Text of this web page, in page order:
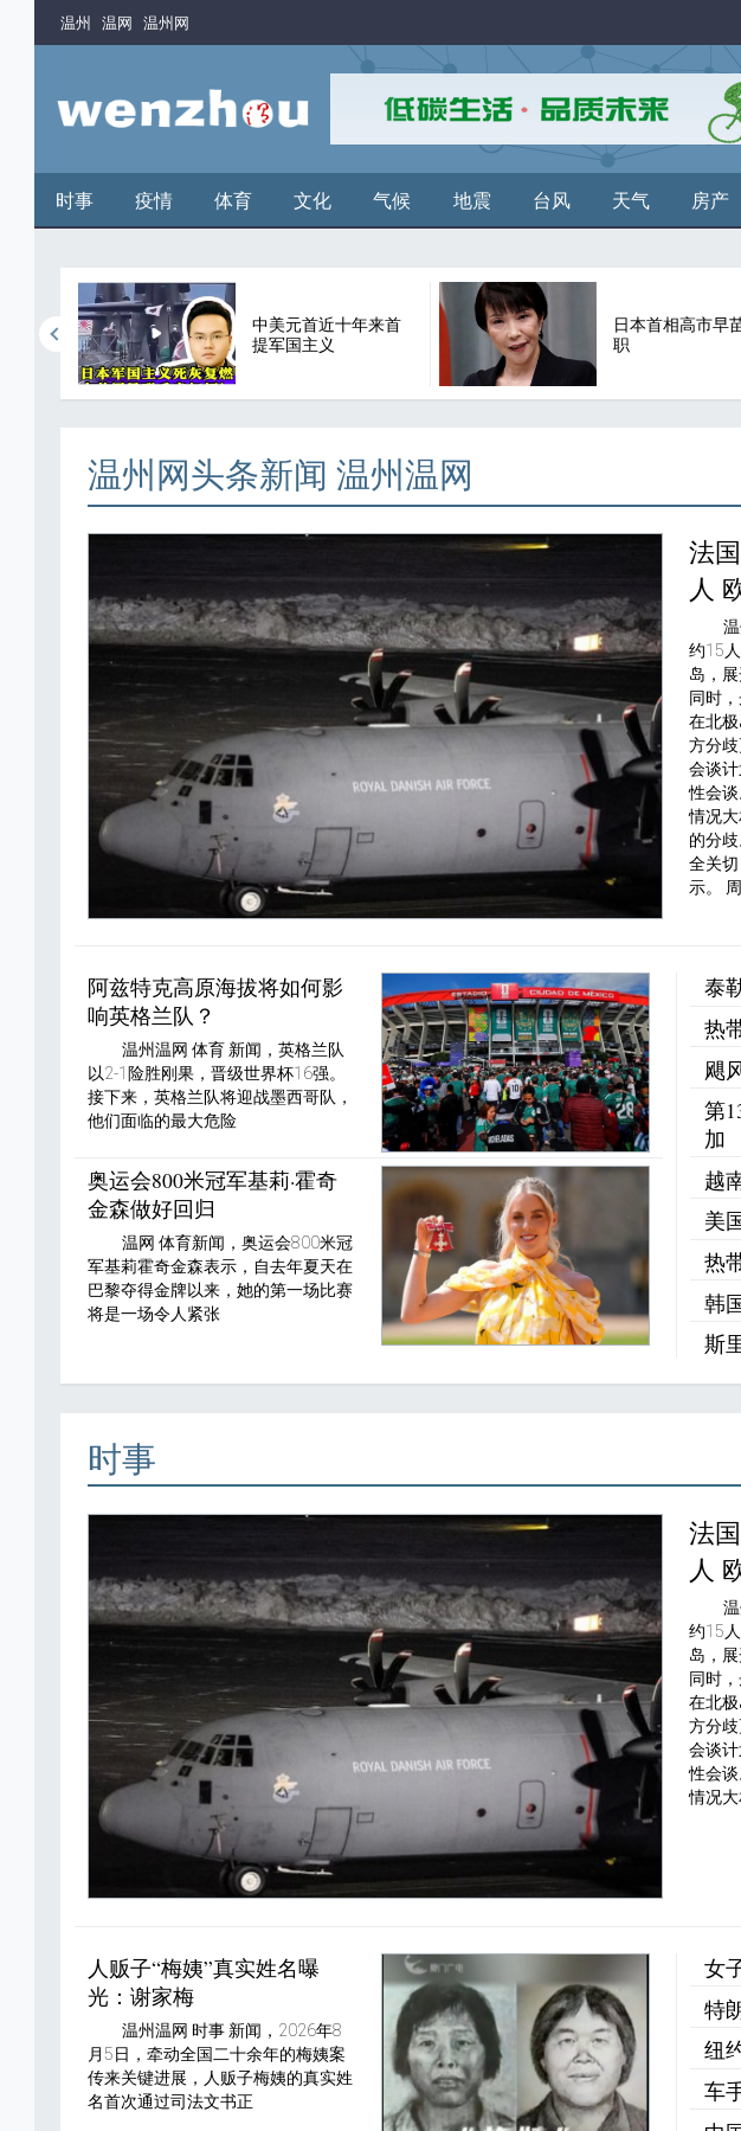
温州 温网 温州网
时事 疫情 体育 文化 气候 地震 台风 天气 房产
中美元首近十年来首
提军国主义
日本首相高市早
职
温州网头条新闻 温州温网
法
人
约15
岛，
同时
在北
方分
会谈
性会
情况
的分
全关
示。
阿兹特克高原海拔将如何影
响英格兰队？
温州温网 体育 新闻，英格兰队
以2-1险胜刚果，晋级世界杯16强。
接下来，英格兰队将迎战墨西哥队，
他们面临的最大危险
奥运会800米冠军基莉·霍奇
金森做好回归
温网 体育新闻，奥运会800米冠
军基莉霍奇金森表示，自去年夏天在
巴黎夺得金牌以来，她的第一场比赛
将是一场令人紧张
泰
热
飓
第
加
越
美
热
韩
斯
时事
法
人
约15
岛，
同时
在北
方分
会谈
性会
情况
人贩子“梅姨”真实姓名曝
光：谢家梅‌
温州温网 时事 新闻，2026年8
月5日，牵动全国二十余年的梅姨案
传来关键进展，人贩子梅姨的真实姓
名首次通过司法文书正
女
特
纽
车